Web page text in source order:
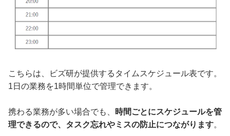
こちらは、ビズ研が提供するタイムスケジュール表です。
1日の業務を1時間単位で管理できます。
携わる業務が多い場合でも、
時間ごとにスケジュールを管
理できるので、タスク忘れやミスの防止につながります。